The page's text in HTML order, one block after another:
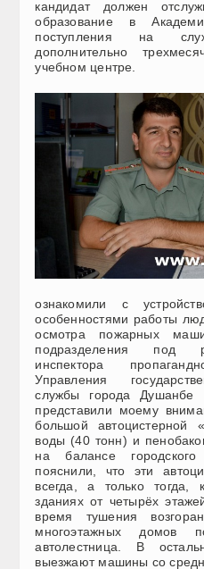
кандидат должен
образование в
поступления на
дополнительно
учебном центре.
ознакомили с
особенностями работы
осмотра пожарных
подразделения под
инспектора
Управления
службы города
представили моему
большой автоцистерной
воды (40 тонн) и
на балансе
пояснили, что эти
всегда, а только тогда,
зданиях от четырёх
время тушения
многоэтажных домов
автолестница. В
выезжают машины со